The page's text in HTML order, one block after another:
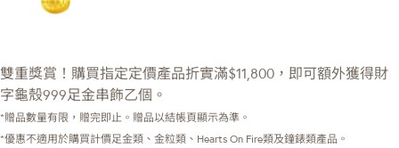
雙重獎賞！購買指定定價產品折實滿$11,800，即可額外獲得財
字龜殼999足金串飾乙個。
*贈品數量有限，贈完即止。贈品以結帳頁顯示為準。
*優惠不適用於購買計價足金類、金粒類、Hearts On Fire類及鐘錶類產品。